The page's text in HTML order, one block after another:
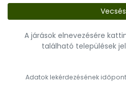
A járások elnevezésére
található települések
Adatok lekérdezésének